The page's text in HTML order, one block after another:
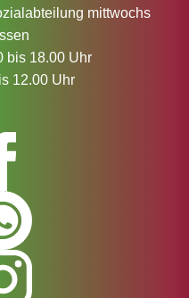
mittwochs
bis 18.00 Uhr
12.00 Uhr